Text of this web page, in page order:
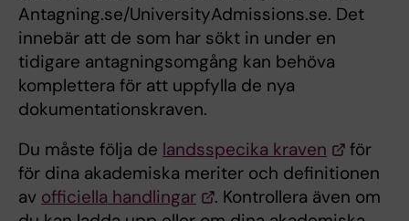
Antagning.se/UniversityAdmissions.se. Det
innebär att de som har sökt in under en
tidigare antagningsomgång kan behöva
komplettera för att uppfylla de nya
dokumentationskraven.
Du måste följa de landsspecika kraven
för
för dina akademiska meriter och definitionen
av officiella handlingar
. Kontrollera även om